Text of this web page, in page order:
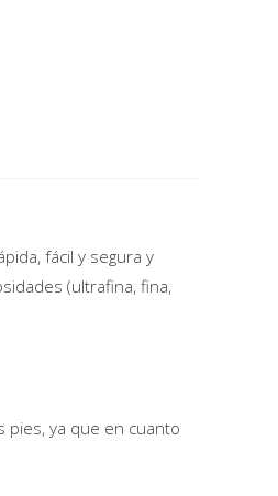
fácil y segura y
(ultrafina, fina,
pies, ya que en cuanto